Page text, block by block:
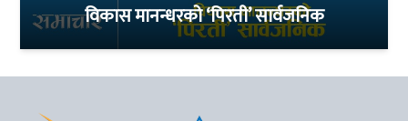
विकास मानन्धरको ‘पिरती’ सार्वजनिक